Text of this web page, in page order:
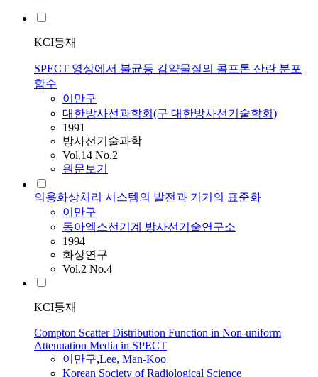
KCI등재
SPECT 영상에서 불균등 감약물질의 콤프톤 산란 분포
함수
이만구
대한방사선과학회(구 대한방사선기술학회)
1991
방사선기술과학
Vol.14 No.2
원문보기
의용화상처리 시스템의 발전과 기기의 표준화
이만구
동아엑스선기계 방사선기술연구소
1994
화상연구
Vol.2 No.4
KCI등재
Compton Scatter Distribution Function in Non-uniform
Attenuation Media in SPECT
이만구,Lee, Man-Koo
Korean Society of Radiological Science